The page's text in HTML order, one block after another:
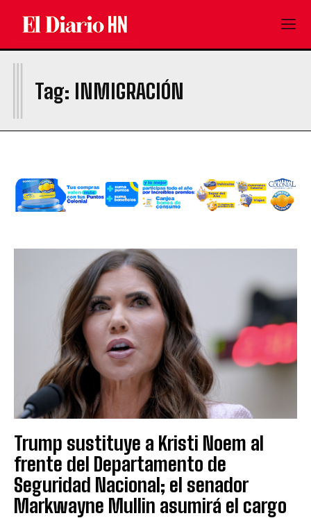
Tag: INMIGRACIÓN
I
Trump sustituye a Kristi Noem al
frente del Departamento de
Seguridad Nacional; el senador
Markwayne Mullin asumirá el cargo